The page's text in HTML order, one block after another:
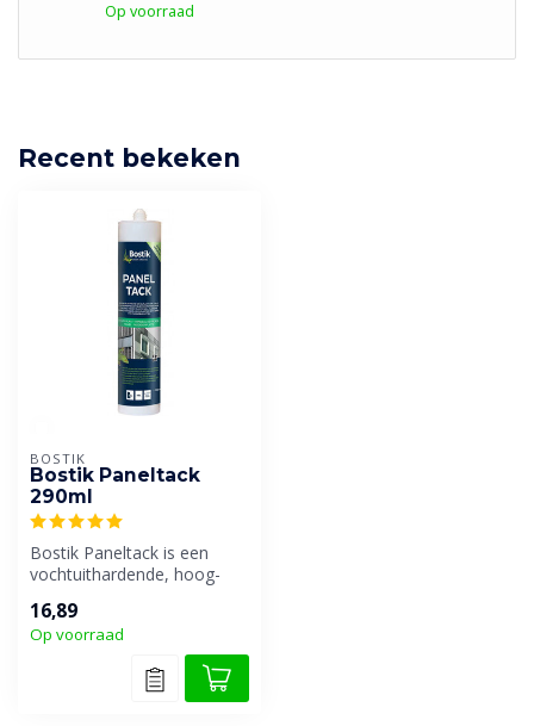
Op voorraad
Recent bekeken
BOSTIK
Bostik Paneltack
290ml
Bostik Paneltack is een
vochtuithardende, hoog-
SMP ...
16,89
Op voorraad